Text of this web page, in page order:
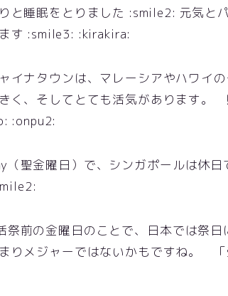
と睡眠をとりました :smile2: 元気と
す :smile3: :kirakira:
イナタウンは、マレーシアやハワイ
く、そしてとても活気があります。
:onpu2:
（聖金曜日）で、シンガポールは休
祭前の金曜日のことで、日本では祭日
りメジャーではないかもですね。